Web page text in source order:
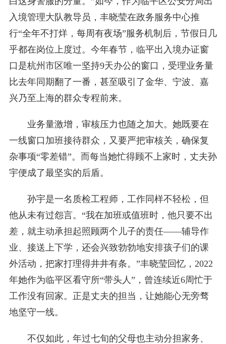
入境管理大队教导员，丰晓莹在政务服务中心推
行“全年不打烊，每周有夜场”服务机制后，节假日几
乎都在岗位上度过。今年春节，临平出入境办证窗
口是杭州市区唯一坚持9天办公的窗口，受理业务量
比去年同期翻了一番，甚至吸引了金华、宁波、嘉
兴乃至上海的群众专程前来。
业务量激增，审核压力也随之加大。她既要在
一线窗口加班接待群众，又要严把审核关，确保复
杂事项“零差错”。而每当她忙得顾不上家时，丈夫孙
宇便成了最坚实的后盾。
孙宇是一名质检工程师，工作同样不轻松，但
他从未有过怨言。“我在加班或值班时，他只要不出
差，就主动承担起照顾两个儿子的责任——辅导作
业、接送上下学，还会兴致勃勃地安排孩子们的课
外活动，把家打理得井井有条。”丰晓莹回忆，2022
年她作为临平区看守所“带头人”，曾连续近6周忙于
工作没有回家。正是丈夫的担当，让她能心无旁骛
地坚守一线。
不仅如此，年过七旬的父母也主动分担家务、